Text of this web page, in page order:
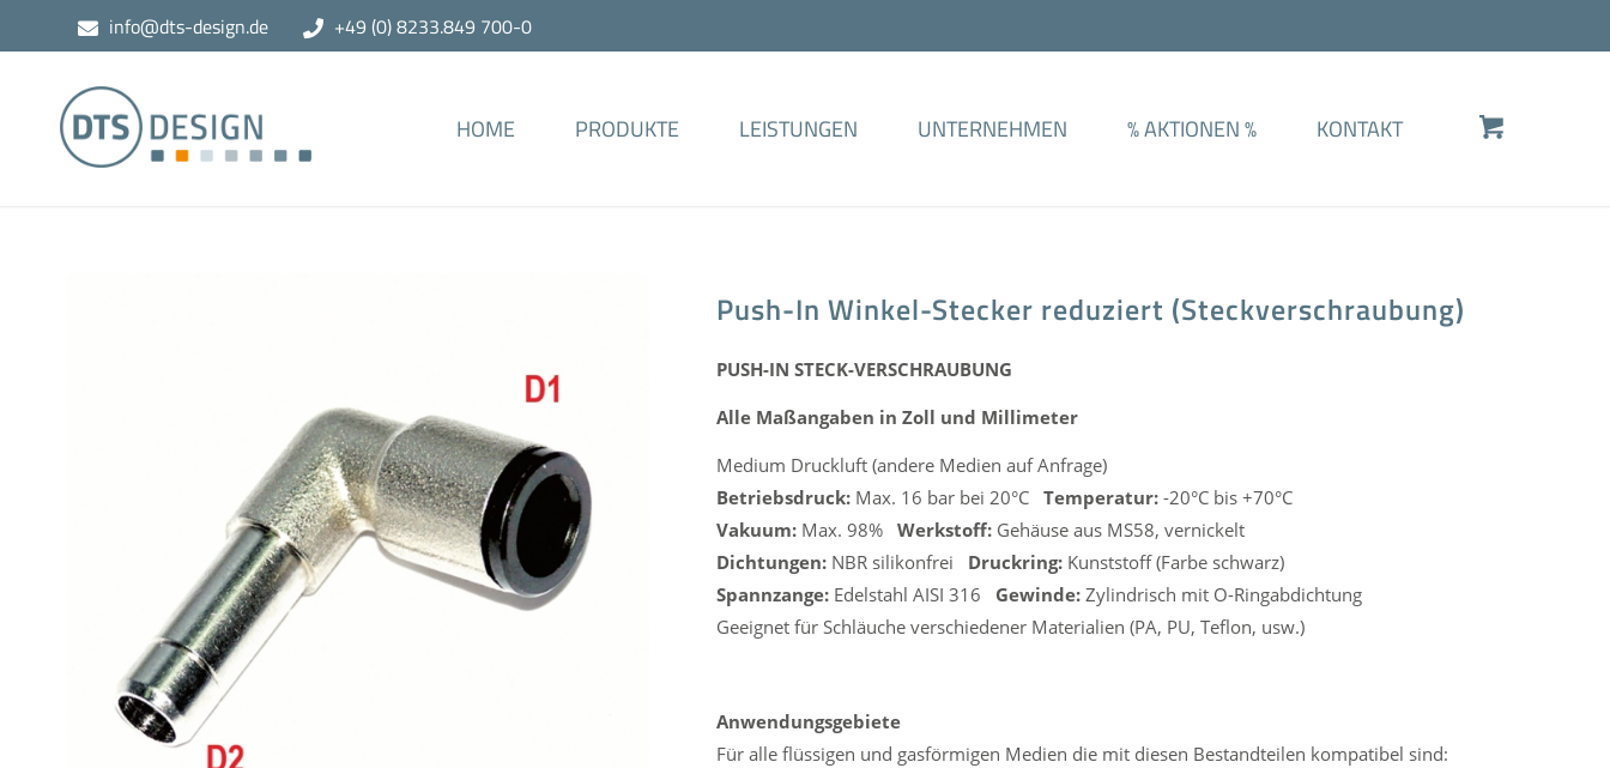
info@dts-design.de +49 (0) 8233.849 700-0
HOME PRODUKTE LEISTUNGEN UNTERNEHMEN %AKTIONEN% KONTAKT
Push-In Winkel-Stecker reduziert (Steckverschraubung)
PUSH-IN STECK-VERSCHRAUBUNG
Alle Maßangaben in Zoll und Millimeter
Medium Druckluft (andere Medien auf Anfrage)
Betriebsdruck:Max. 16 bar bei 20°C Temperatur:-20°C bis +70°C
Vakuum:Max. 98% Werkstoff:Gehäuse aus MS58, vernickelt
Dichtungen:NBR silikonfrei Druckring:Kunststoff (Farbe schwarz)
Spannzange:Edelstahl AISI 316 Gewinde:Zylindrisch mit O-Ringabdichtung
Geeignet für Schläuche verschiedener Materialien (PA, PU, Teflon, usw.)
Anwendungsgebiete
Für alle flüssigen und gasförmigen Medien die mit diesen Bestandteilen kompatibel sind: